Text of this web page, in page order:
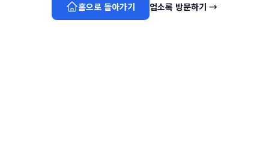
홈으로 돌아가기 업소록 방문하기 →